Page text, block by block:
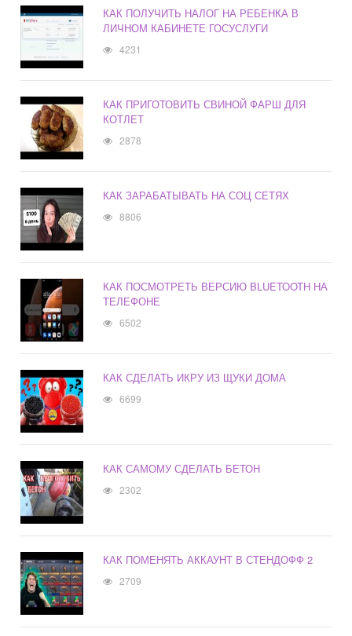
КАК ПОЛУЧИТЬ НАЛОГ НА РЕБЕНКА В
ЛИЧНОМ КАБИНЕТЕ ГОСУСЛУГИ
4231
КАК ПРИГОТОВИТЬ СВИНОЙ ФАРШ ДЛЯ
КОТЛЕТ
2878
КАК ЗАРАБАТЫВАТЬ НА СОЦ СЕТЯХ
8806
КАК ПОСМОТРЕТЬ ВЕРСИЮ BLUETOOTH НА
ТЕЛЕФОНЕ
6502
КАК СДЕЛАТЬ ИКРУ ИЗ ЩУКИ ДОМА
6699
КАК САМОМУ СДЕЛАТЬ БЕТОН
2302
КАК ПОМЕНЯТЬ АККАУНТ В СТЕНДОФФ 2
2709